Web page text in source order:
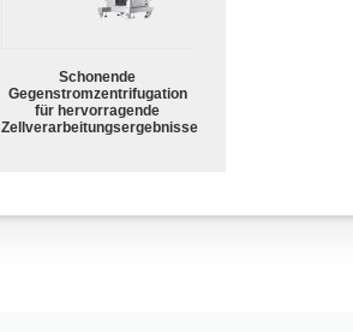
Schonende
Gegenstromzentrifugation
für hervorragende
Zellverarbeitungsergebnisse